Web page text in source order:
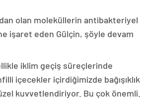
olan moleküllerin antibakteriyel
işaret eden Gülçin, şöyle devam
iklim geçiş süreçlerinde
içecekler içirdiğimizde bağışıklık
kuvvetlendiriyor. Bu çok önemli.